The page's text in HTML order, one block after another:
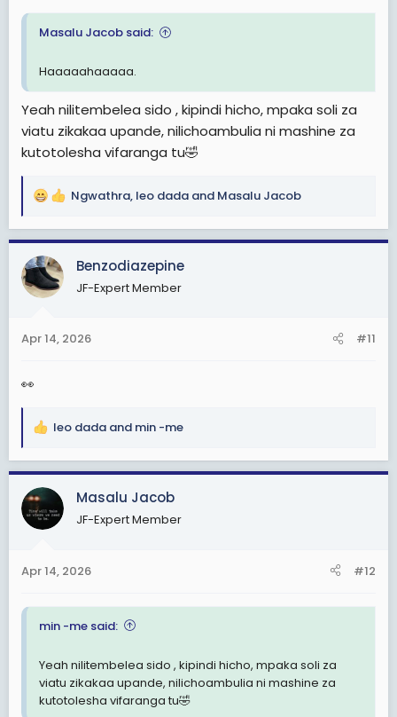
Masalu Jacob said:
Haaaaahaaaaa.
Yeah nilitembelea sido , kipindi hicho, mpaka soli za
viatu zikakaa upande, nilichoambulia ni mashine za
kutotolesha vifaranga tu🤣
R
a
c
t
i
s
Ngwathra, leo dada and Masalu Jacob
Benzodiazepine
JF-Expert Member
Apr 14, 2026 #11
👀
R
a
c
t
i
s
leo dada and min -me
Masalu Jacob
JF-Expert Member
Apr 14, 2026 #12
min -me said:
Yeah nilitembelea sido , kipindi hicho, mpaka soli za
viatu zikakaa upande, nilichoambulia ni mashine za
kutotolesha vifaranga tu🤣